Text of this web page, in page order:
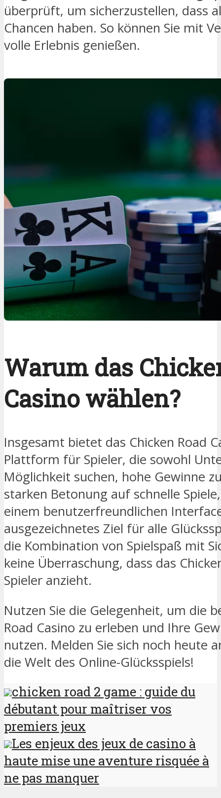
überprüft, um sicherzustellen, dass
Chancen haben. So können Sie mit
volle Erlebnis genießen.
Warum das
Casino wählen?
Insgesamt bietet das Chicken Road
Plattform für Spieler, die sowohl
Möglichkeit suchen, hohe Gewinne
starken Betonung auf schnelle
einem benutzerfreundlichen
ausgezeichnetes Ziel für alle
die Kombination von Spielspaß mit
keine Überraschung, dass das
Spieler anzieht.
Nutzen Sie die Gelegenheit, um die
Road Casino zu erleben und Ihre
nutzen. Melden Sie sich noch heute
die Welt des Online-Glücksspiels!
chicken road 2 game : guide du
débutant pour maîtriser vos
premiers jeux
Les enjeux des jeux de casino à
haute mise une aventure risquée à
ne pas manquer